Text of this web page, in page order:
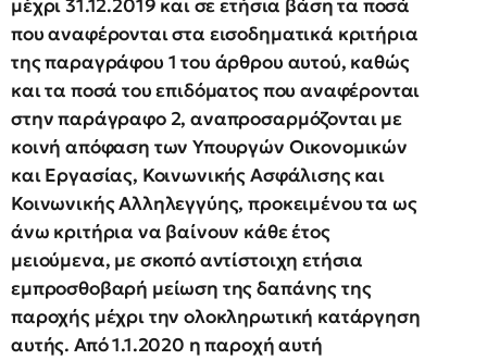
μέχρι 31.12.2019 και σε ετήσια βάση τα ποσά
που αναφέρονται στα εισοδηματικά κριτήρια
της παραγράφου 1 του άρθρου αυτού, καθώς
και τα ποσά του επιδόματος που αναφέρονται
στην παράγραφο 2, αναπροσαρμόζονται με
κοινή απόφαση των Υπουργών Οικονομικών
και Εργασίας, Κοινωνικής Ασφάλισης και
Κοινωνικής Αλληλεγγύης, προκειμένου τα ως
άνω κριτήρια να βαίνουν κάθε έτος
μειούμενα, με σκοπό αντίστοιχη ετήσια
εμπροσθοβαρή μείωση της δαπάνης της
παροχής μέχρι την ολοκληρωτική κατάργηση
αυτής. Από 1.1.2020 η παροχή αυτή